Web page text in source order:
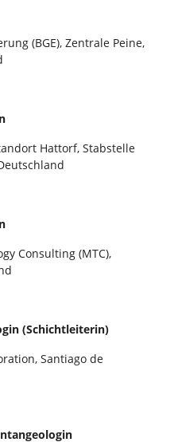
(BGE), Zentrale Peine,
Hattorf, Stabstelle
Consulting (MTC),
(Schichtleiterin)
Santiago de